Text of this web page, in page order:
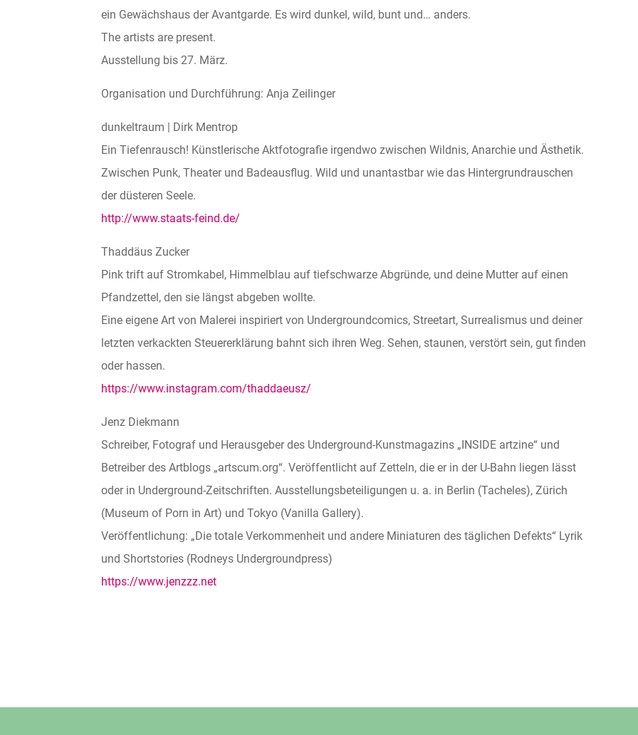
ein Gewächshaus der Avantgarde. Es wird dunkel, wild, bunt und… anders.
The artists are present.
Ausstellung bis 27. März.
Organisation und Durchführung: Anja Zeilinger
dunkeltraum | Dirk Mentrop
Ein Tiefenrausch! Künstlerische Aktfotografie irgendwo zwischen Wildnis, Anarchie und Ästhetik.
Zwischen Punk, Theater und Badeausflug. Wild und unantastbar wie das Hintergrundrauschen
der düsteren Seele.
http://www.staats-feind.de/
Thaddäus Zucker
Pink trift auf Stromkabel, Himmelblau auf tiefschwarze Abgründe, und deine Mutter auf einen
Pfandzettel, den sie längst abgeben wollte.
Eine eigene Art von Malerei inspiriert von Undergroundcomics, Streetart, Surrealismus und deiner
letzten verkackten Steuererklärung bahnt sich ihren Weg. Sehen, staunen, verstört sein, gut finden
oder hassen.
https://www.instagram.com/thaddaeusz/
Jenz Diekmann
Schreiber, Fotograf und Herausgeber des Underground-Kunstmagazins „INSIDE artzine“ und
Betreiber des Artblogs „artscum.org“. Veröffentlicht auf Zetteln, die er in der U-Bahn liegen lässt
oder in Underground-Zeitschriften. Ausstellungsbeteiligungen u. a. in Berlin (Tacheles), Zürich
(Museum of Porn in Art) und Tokyo (Vanilla Gallery).
Veröffentlichung: „Die totale Verkommenheit und andere Miniaturen des täglichen Defekts“ Lyrik
und Shortstories (Rodneys Undergroundpress)
https://www.jenzzz.net